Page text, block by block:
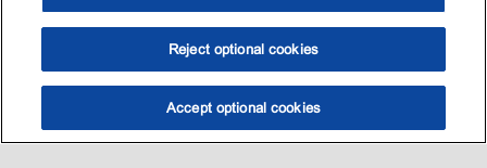
选油助手 查找门店
Reject optional cookies
Accept optional cookies